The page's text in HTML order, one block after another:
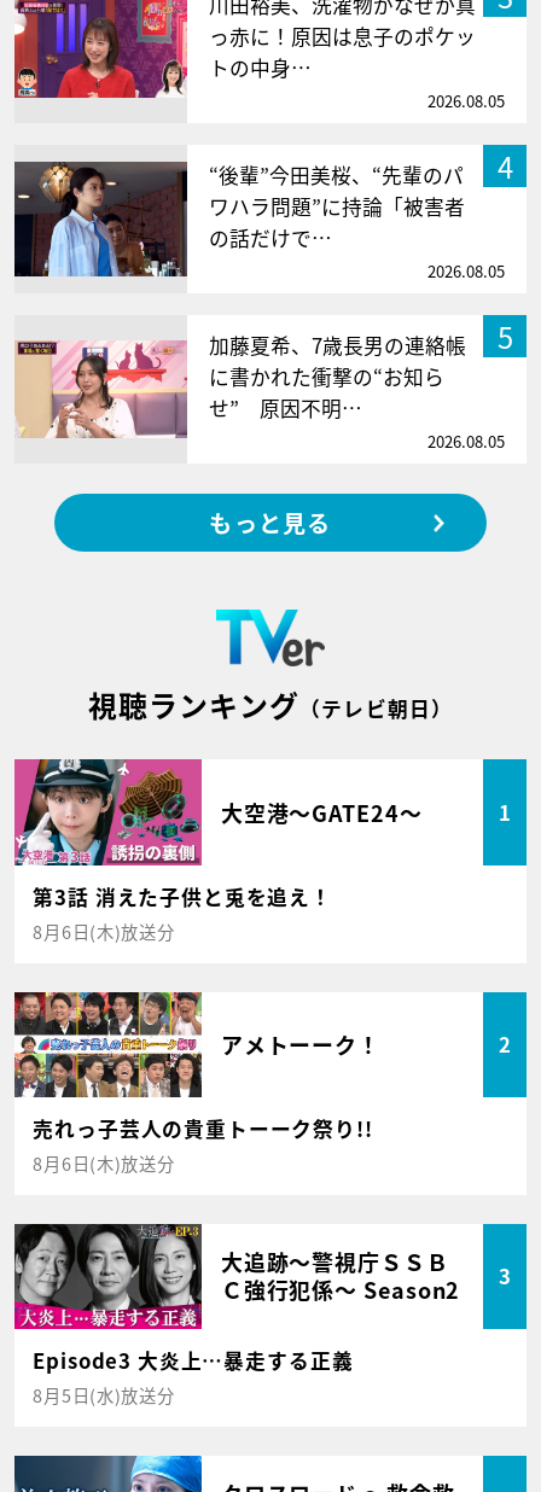
っ赤に！原因は息子のポケッ
トの中身…
2026.08.05
4
“後輩”今田美桜、“先輩のパ
ワハラ問題”に持論「被害者
の話だけで…
2026.08.05
5
加藤夏希、7歳長男の連絡帳
に書かれた衝撃の“お知ら
せ” 原因不明…
2026.08.05
もっと見る
視聴ランキング （テレビ朝日）
大空港～GATE24～ 1
第3話 消えた子供と兎を追え！
8月6日(木)放送分
アメトーーク！ 2
売れっ子芸人の貴重トーーク祭り!!
8月6日(木)放送分
大追跡～警視庁ＳＳＢ
Ｃ強行犯係～ Season2
3
Episode3 大炎上…暴走する正義
8月5日(水)放送分